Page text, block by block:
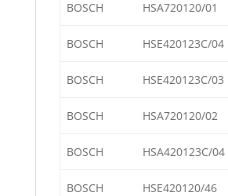
BOSCH HSA720120/01
BOSCH HSE420123C/04
BOSCH HSE420123C/03
BOSCH HSA720120/02
BOSCH HSA420123C/04
BOSCH HSE420120/46